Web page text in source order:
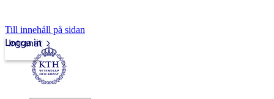
Till innehåll på sidan
Intranät
Logga in